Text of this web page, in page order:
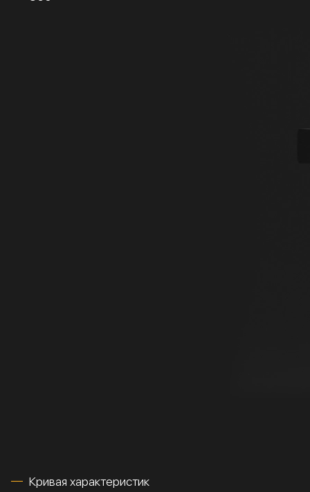
Кривая характеристик